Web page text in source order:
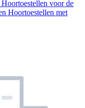
Hoortoestellen voor de
Hoortoestellen met